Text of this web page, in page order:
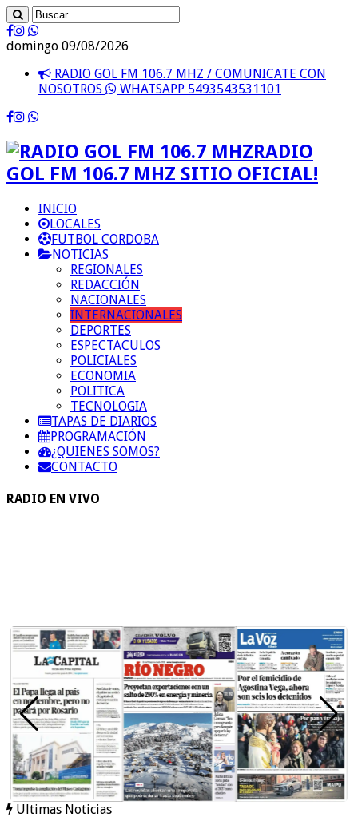
domingo 09/08/2026
RADIO GOL FM 106.7 MHZ / COMUNICATE CON
NOSOTROS
WHATSAPP 5493543531101
RADIO
GOL FM 106.7 MHZ SITIO OFICIAL!
INICIO
LOCALES
FUTBOL CORDOBA
NOTICIAS
REGIONALES
REDACCIÓN
NACIONALES
INTERNACIONALES
DEPORTES
ESPECTACULOS
POLICIALES
ECONOMIA
POLITICA
TECNOLOGIA
TAPAS DE DIARIOS
PROGRAMACIÓN
¿QUIENES SOMOS?
CONTACTO
RADIO EN VIVO
Ultimas Noticias